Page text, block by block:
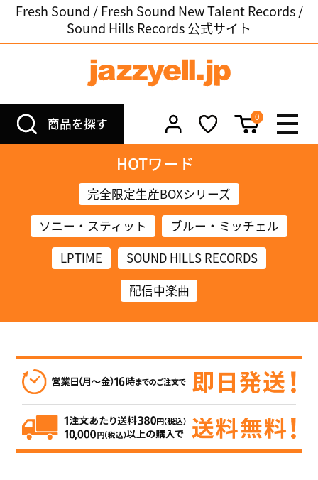
Fresh Sound / Fresh Sound New Talent Records /
Sound Hills Records 公式サイト
商品を探す 0
HOTワード
完全限定生産BOXシリーズ
ソニー・スティット
ブルー・ミッチェル
LPTIME
SOUND HILLS RECORDS
配信中楽曲